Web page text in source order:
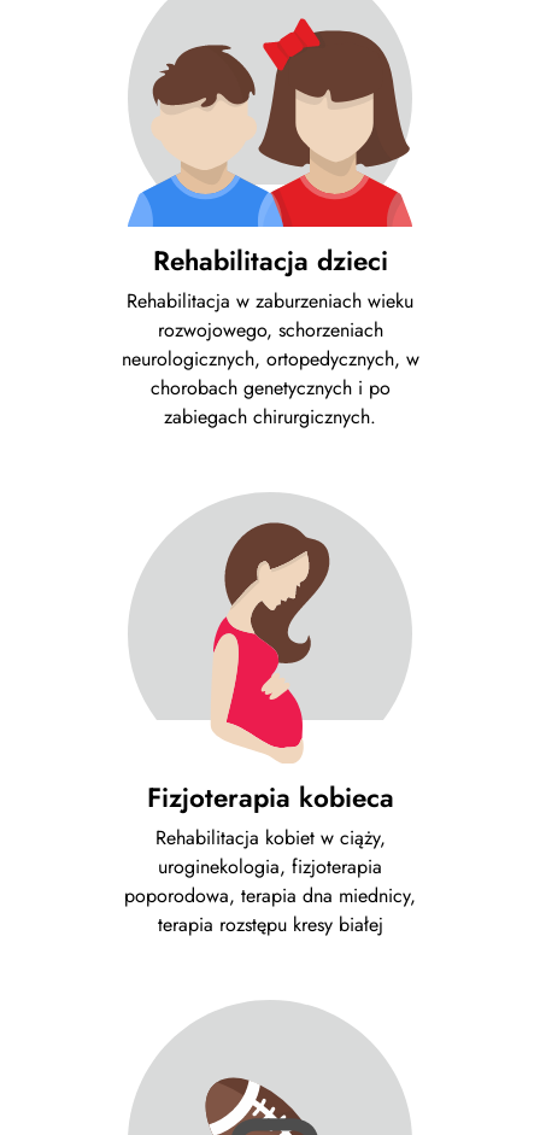
Rehabilitacja dzieci
Rehabilitacja w zaburzeniach wieku
rozwojowego, schorzeniach
neurologicznych, ortopedycznych, w
chorobach genetycznych i po
zabiegach chirurgicznych.
Fizjoterapia kobieca
Rehabilitacja kobiet w ciąży,
uroginekologia, fizjoterapia
poporodowa, terapia dna miednicy,
terapia rozstępu kresy białej